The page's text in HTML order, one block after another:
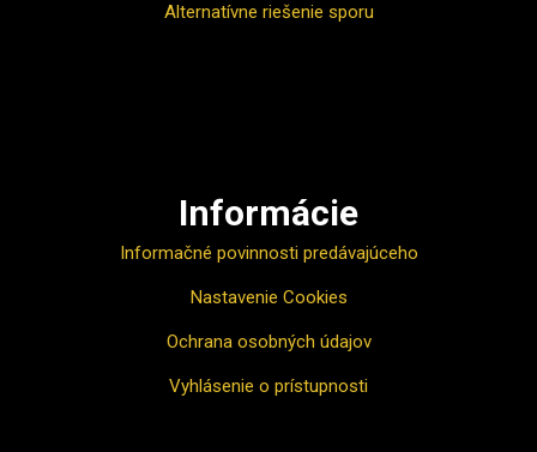
Alternatívne riešenie sporu
Informácie
Informačné povinnosti predávajúceho
Nastavenie Cookies
Ochrana osobných údajov
Vyhlásenie o prístupnosti